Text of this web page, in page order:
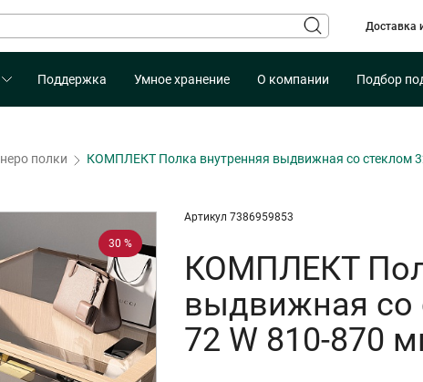
Доставка
Поддержка Умное хранение О компании Подбор
полки КОМПЛЕКТ Полка внутренняя выдвижная со стеклом
30 %
Артикул 7386959853
КОМПЛЕКТ
выдвижная со
72 W 810-870